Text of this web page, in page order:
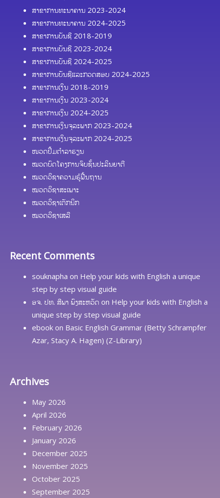
ສາຂາການທະນາຄານ 2023-2024
ສາຂາການທະນາຄານ 2024-2025
ສາຂາການບັນຊີ 2018-2019
ສາຂາການບັນຊີ 2023-2024
ສາຂາການບັນຊີ 2024-2025
ສາຂາການບັນຊີແລະກວດສອບ 2024-2025
ສາຂາການເງິນ 2018-2019
ສາຂາການເງິນ 2023-2024
ສາຂາການເງິນ 2024-2025
ສາຂາການເງິນຈຸລະພາກ 2023-2024
ສາຂາການເງິນຈຸລະພາກ 2024-2025
ໜວດປຶ້ມຕຳລາຮຽນ
ໝວດບົດໂຄງການຈົບຊັ້ນປະລິນຍາຕີ
ໝວດວິຊາຄວາມຮູ້ຟື້ນຖານ
ໝວດວິຊາສະເພາະ
ໝວດວິຊາເຕັກນິກ
ໝວດວິຊາເສລີ
Recent Comments
souknapha on Help your kids with English a unique
step by step visual guide
ອຈ. ປທ. ສີພາ ພົງສະຫວັດ on Help your kids with English a
unique step by step visual guide
ebook on Basic English Grammar (Betty Schrampfer
Azar, Stacy A. Hagen) (Z-Library)
Archives
May 2026
April 2026
February 2026
January 2026
December 2025
November 2025
October 2025
September 2025